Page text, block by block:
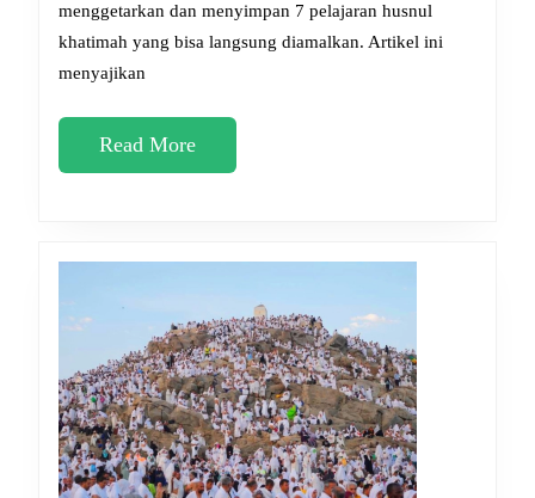
Setelah
Hilang
Hari:
Pelajaran
menggetarkan dan menyimpan 7 pelajaran husnul
khatimah yang bisa langsung diamalkan. Artikel ini
menyajikan
Read MoreRead
More